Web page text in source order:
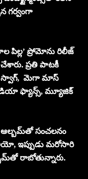
గర్వంగా
పిల్ల’ ప్రోమోను రిలీజ్
ప్రతి పాటకీ
స్వాగ్, మెగా మాస్
ఫ్యాన్స్, మ్యూజిక్
ఆల్బమ్‌తో సంచలనం
ఇప్పుడు మరోసారి
రాబోతున్నారు.